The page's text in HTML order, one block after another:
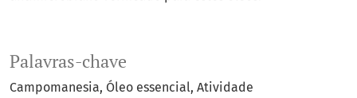
Palavras-chave
Campomanesia Óleo essencial Atividade